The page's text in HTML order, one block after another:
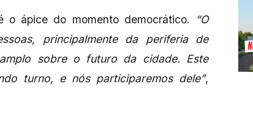
ápice do momento democrático.
“O
principalmente da periferia de
sobre o futuro da cidade. Este
turno, e nós participaremos dele”,